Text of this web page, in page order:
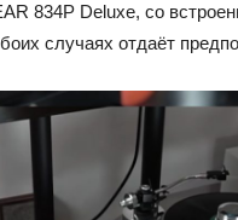
834P Deluxe, со
случаях отдаёт